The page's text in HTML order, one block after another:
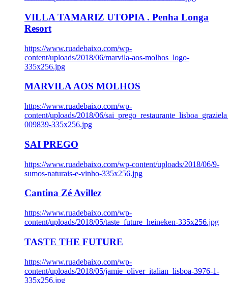
VILLA TAMARIZ UTOPIA . Penha Longa
Resort
https://www.ruadebaixo.com/wp-
content/uploads/2018/06/marvila-aos-molhos_logo-
335x256.jpg
MARVILA AOS MOLHOS
https://www.ruadebaixo.com/wp-
content/uploads/2018/06/
009839-335x256.jpg
SAI PREGO
https://www.ruadebaixo.com/wp-content/uploads/2018/06/9-
sumos-naturais-e-vinho-335x256.jpg
Cantina Zé Avillez
https://www.ruadebaixo.com/wp-
content/uploads/2018/05/taste_future_heineken-335x256.jpg
TASTE THE FUTURE
https://www.ruadebaixo.com/wp-
content/uploads/2018/05/jamie_oliver_italian_lisboa-3976-1-
335x256.jpg